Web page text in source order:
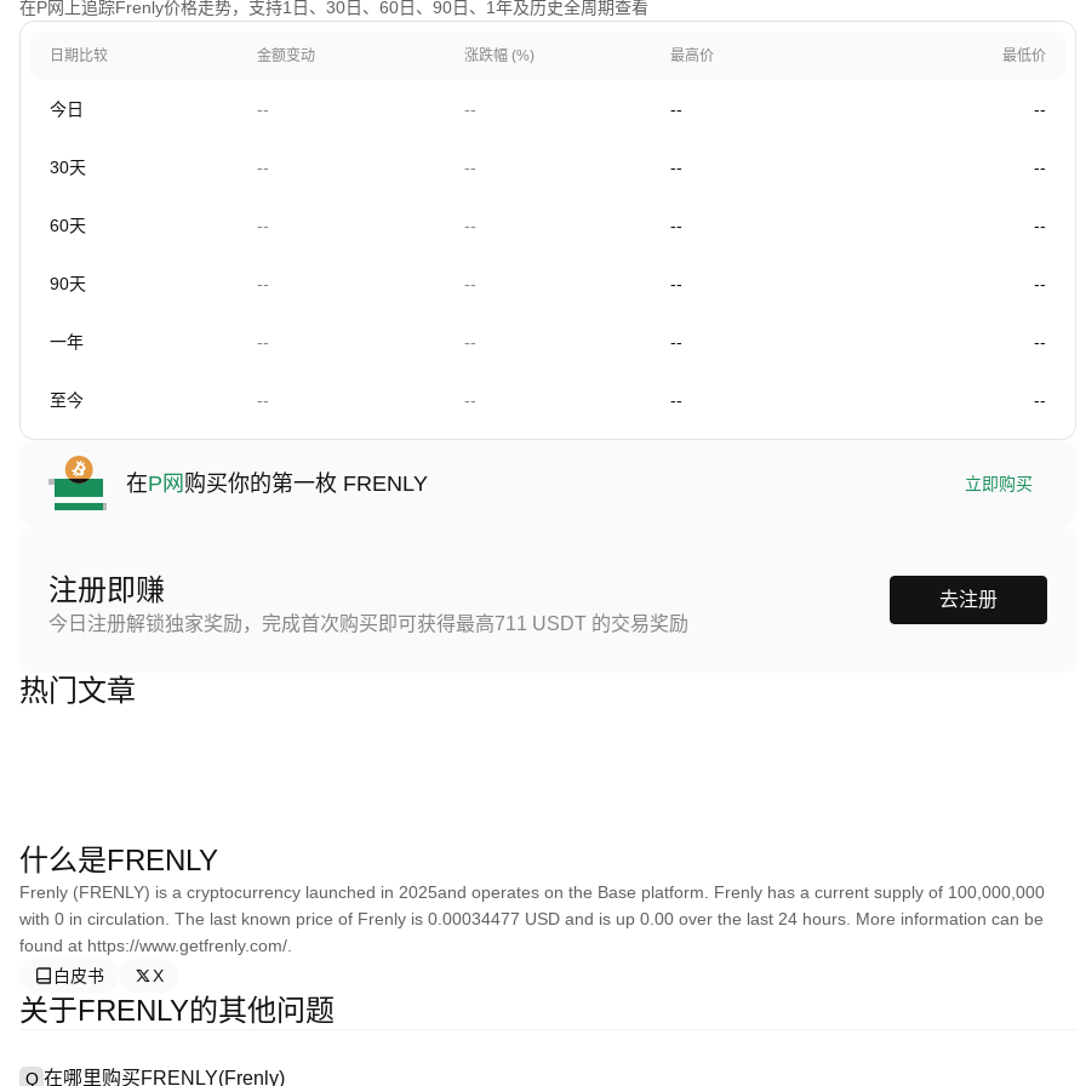
在P网上追踪Frenly价格走势，支持1日、30日、60日、90日、1年及历史全周期查看
日期比较 金额变动 涨跌幅 (%) 最高价 最低价
今日 -- -- -- --
30天 -- -- -- --
60天 -- -- -- --
90天 -- -- -- --
一年 -- -- -- --
至今 -- -- -- --
在P网 购买你的第一枚 FRENLY 立即购买
注册即赚
今日注册解锁独家奖励，完成首次购买即可获得最高711 USDT 的交易奖励
去注册
热门文章
什么是FRENLY
Frenly (FRENLY) is a cryptocurrency launched in 2025and operates on the Base platform. Frenly has a current supply of 100,000,000
with 0 in circulation. The last known price of Frenly is 0.00034477 USD and is up 0.00 over the last 24 hours. More information can be
found at https://www.getfrenly.com/.
白皮书
X
关于FRENLY的其他问题
Q 在哪里购买FRENLY(Frenly)